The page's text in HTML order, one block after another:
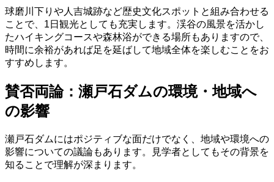
球磨川下りや人吉城跡など歴史文化スポットと組み合わせる
ことで、1日観光としても充実します。渓谷の風景を活かし
たハイキングコースや森林浴ができる場所もありますので、
時間に余裕があれば足を延ばして地域全体を楽しむことをお
すすめします。
賛否両論：瀬戸石ダムの環境・地域へ
の影響
瀬戸石ダムにはポジティブな面だけでなく、地域や環境への
影響についての議論もあります。見学者としてもその背景を
知ることで理解が深まります。